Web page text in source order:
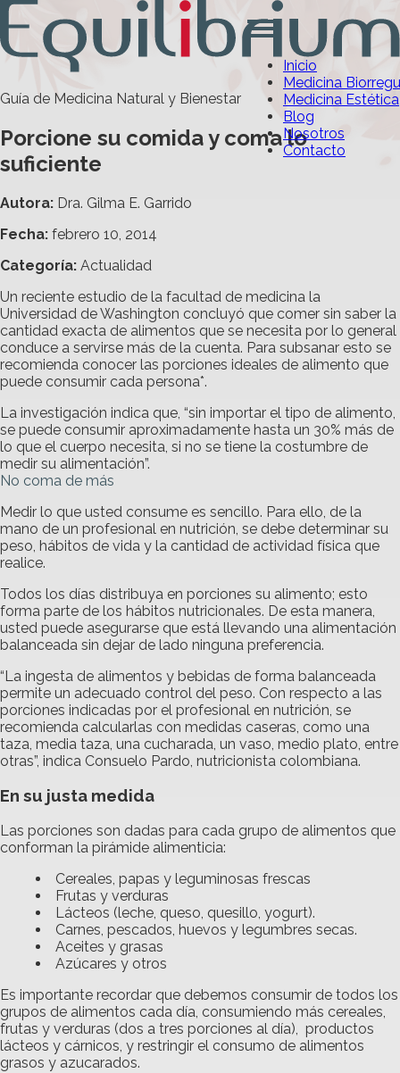
Inicio
Medicina
Medicina Estética
Blog
Nosotros
Contacto
Guía de Medicina Natural y Bienestar
Porcione su comida y coma lo
suficiente
Autora: Dra. Gilma E. Garrido
Fecha: febrero 10, 2014
Categoría: Actualidad
Un reciente estudio de la facultad de medicina la
Universidad de Washington concluyó que comer sin saber la
cantidad exacta de alimentos que se necesita por lo general
conduce a servirse más de la cuenta. Para subsanar esto se
recomienda conocer las porciones ideales de alimento que
puede consumir cada persona*.
La investigación indica que, “sin importar el tipo de alimento,
se puede consumir aproximadamente hasta un 30% más de
lo que el cuerpo necesita, si no se tiene la costumbre de
medir su alimentación”.
No coma de más
Medir lo que usted consume es sencillo. Para ello, de la
mano de un profesional en nutrición, se debe determinar su
peso, hábitos de vida y la cantidad de actividad física que
realice.
Todos los días distribuya en porciones su alimento; esto
forma parte de los hábitos nutricionales. De esta manera,
usted puede asegurarse que está llevando una alimentación
balanceada sin dejar de lado ninguna preferencia.
“La ingesta de alimentos y bebidas de forma balanceada
permite un adecuado control del peso. Con respecto a las
porciones indicadas por el profesional en nutrición, se
recomienda calcularlas con medidas caseras, como una
taza, media taza, una cucharada, un vaso, medio plato, entre
otras”, indica Consuelo Pardo, nutricionista colombiana.
En su justa medida
Las porciones son dadas para cada grupo de alimentos que
conforman la pirámide alimenticia:
Cereales, papas y leguminosas frescas
Frutas y verduras
Lácteos (leche, queso, quesillo, yogurt).
Carnes, pescados, huevos y legumbres secas.
Aceites y grasas
Azúcares y otros
Es importante recordar que debemos consumir de todos los
grupos de alimentos cada día, consumiendo más cereales,
frutas y verduras (dos a tres porciones al día), productos
lácteos y cárnicos, y restringir el consumo de alimentos
grasos y azucarados.